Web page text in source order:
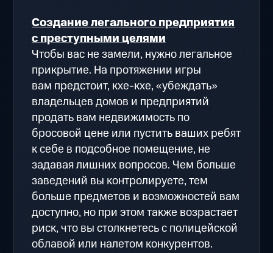
Создание легального предприятия
с преступными целями
Чтобы вас не замели, нужно легальное
прикрытие. На протяжении игры
вам предстоит, кхе-кхе, «убеждать»
владельцев домов и предприятий
продать вам недвижимость по
бросовой цене или пустить ваших ребят
к себе в подсобное помещение, не
задавая лишних вопросов. Чем больше
заведений вы контролируете, тем
больше предметов и возможностей вам
доступно, но при этом также возрастает
риск, что вы столкнетесь с полицейской
облавой или налетом конкурентов.